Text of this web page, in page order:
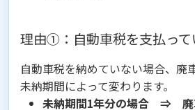
理由①：自動車税を支払って
自動車税を納めていない場合、廃
未納期間によって変わります。
未納期間1年分の場合 ⇒ 廃